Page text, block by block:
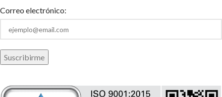
Correo electrónico: